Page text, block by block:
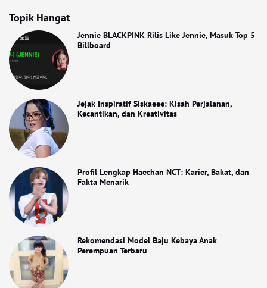
Topik Hangat
Jennie BLACKPINK Rilis Like Jennie, Masuk Top 5
Billboard
Jejak Inspiratif Siskaeee: Kisah Perjalanan,
Kecantikan, dan Kreativitas
Profil Lengkap Haechan NCT: Karier, Bakat, dan
Fakta Menarik
Rekomendasi Model Baju Kebaya Anak
Perempuan Terbaru